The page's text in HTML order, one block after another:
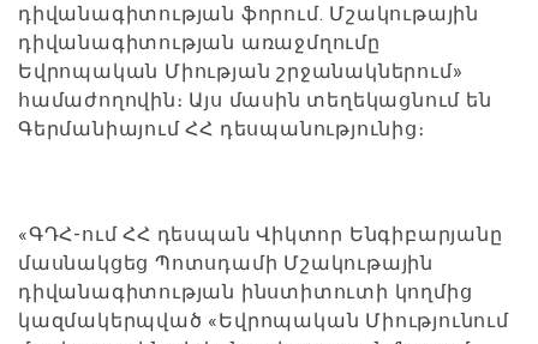
դիվանագիտության ֆորում. Մշակութային
դիվանագիտության առաջմղումը
Եվրոպական Միության շրջանակներում»
համաժողովին։ Այս մասին տեղեկացնում են
Գերմանիայում ՀՀ դեսպանությունից։
«ԳԴՀ-ում ՀՀ դեսպան Վիկտոր Ենգիբարյանը
մասնակցեց Պոտսդամի Մշակութային
դիվանագիտության ինստիտուտի կողմից
կազմակերպված «Եվրոպական Միությունում